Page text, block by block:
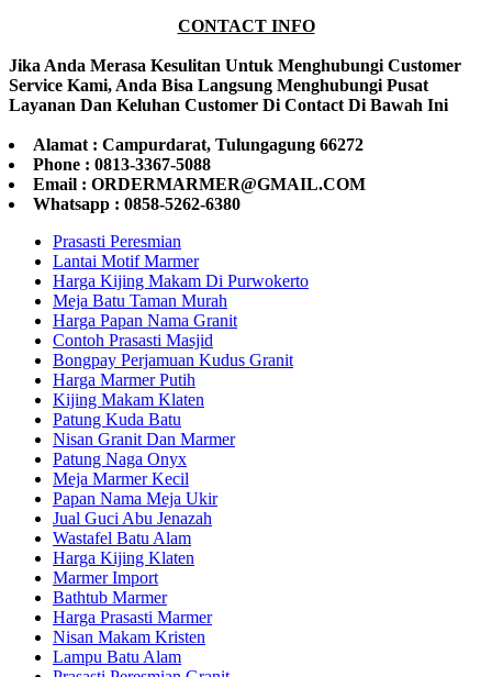
CONTACT INFO
Jika Anda Merasa Kesulitan Untuk Menghubungi Customer
Service Kami, Anda Bisa Langsung Menghubungi Pusat
Layanan Dan Keluhan Customer Di Contact Di Bawah Ini
Alamat : Campurdarat, Tulungagung 66272
Phone : 0813-3367-5088
Email : ORDERMARMER@GMAIL.COM
Whatsapp : 0858-5262-6380
Prasasti Peresmian
Lantai Motif Marmer
Harga Kijing Makam Di Purwokerto
Meja Batu Taman Murah
Harga Papan Nama Granit
Contoh Prasasti Masjid
Bongpay Perjamuan Kudus Granit
Harga Marmer Putih
Kijing Makam Klaten
Patung Kuda Batu
Nisan Granit Dan Marmer
Patung Naga Onyx
Meja Marmer Kecil
Papan Nama Meja Ukir
Jual Guci Abu Jenazah
Wastafel Batu Alam
Harga Kijing Klaten
Marmer Import
Bathtub Marmer
Harga Prasasti Marmer
Nisan Makam Kristen
Lampu Batu Alam